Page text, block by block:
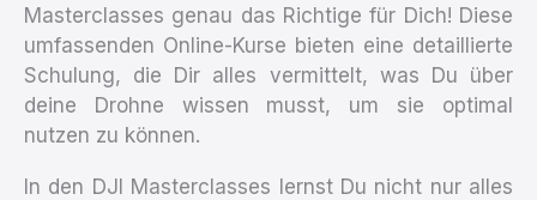
Masterclasses genau das Richtige für Dich! Diese
umfassenden Online-Kurse bieten eine detaillierte
Schulung, die Dir alles vermittelt, was Du über
deine Drohne wissen musst, um sie optimal
nutzen zu können.
In den DJI Masterclasses lernst Du nicht nur alles